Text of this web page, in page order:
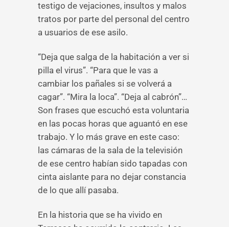
testigo de vejaciones, insultos y malos
tratos por parte del personal del centro
a usuarios de ese asilo.
“Deja que salga de la habitación a ver si
pilla el virus”. “Para que le vas a
cambiar los pañales si se volverá a
cagar”. “Mira la loca”. “Deja al cabrón”…
Son frases que escuchó esta voluntaria
en las pocas horas que aguantó en ese
trabajo. Y lo más grave en este caso:
las cámaras de la sala de la televisión
de ese centro habían sido tapadas con
cinta aislante para no dejar constancia
de lo que allí pasaba.
En la historia que se ha vivido en